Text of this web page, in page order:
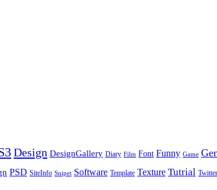
Design DesignGallery Diary Film Font Funny Game
PSD SiteInfo Snipet Software Template Texture Tutrial Twitter